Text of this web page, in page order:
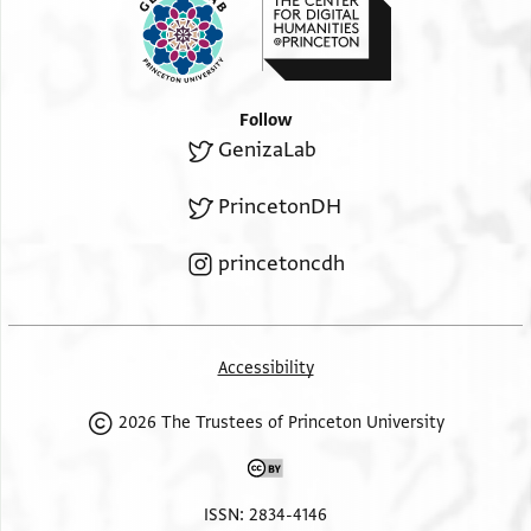
[ וקד וצ]ל אליי כתאבה אדאם אללה עזה ותשרפת בה
Follow
GenizaLab
PrincetonDH
princetoncdh
Accessibility
2026 The Trustees of Princeton University
ISSN: 2834-4146